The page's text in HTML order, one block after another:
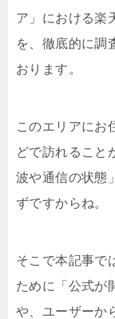
ア 」における楽
を、徹底的に調
おります。
このエリアにお
どで訪れること
波や通信の状態
ずですからね。
そこで本記事で
ために「公式が
や、ユーザーか